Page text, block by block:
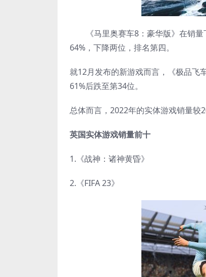
《马里奥赛车8：豪华版》在销量
64%，下降两位，排名第四。
就12月发布的新游戏而言，《极品飞
61%后跌至第34位。
总体而言，2022年的实体游戏销量较
英国实体游戏销量前十
1.《战神：诸神黄昏》
2.《FIFA 23》